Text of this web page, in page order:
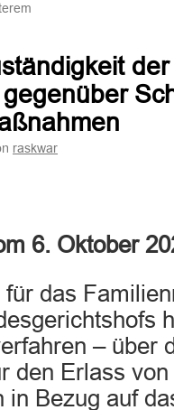
raskwar
6. Oktober
das
– über
den Erlass
in Bezug auf